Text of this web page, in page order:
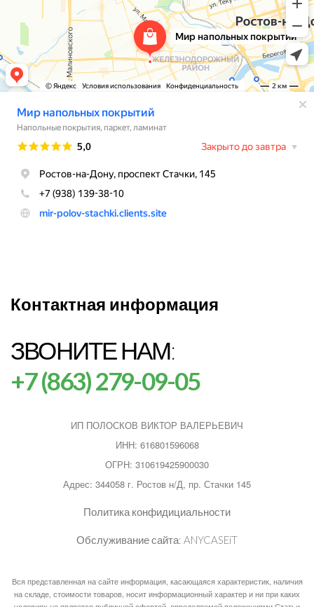
Контактная информация
ЗВОНИТЕ НАМ:
+7 (863) 279-09-05
ИП ПОЛОСКОВ ВИКТОР ВАЛЕРЬЕВИЧ
ИНН: 616801596068
ОГРН: 310619425900030
Адрес: 344058 г. Ростов н/Д, пр. Стачки 145
Политика конфидициальности
Обслуживание сайта: ANYCASEiT
Вся представленная на сайте информация, касающаяся характеристик, наличия
на складе, стоимости товаров, носит информационный характер и ни при каких